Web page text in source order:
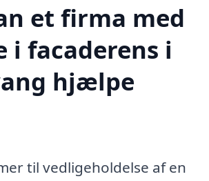
et firma med
i facaderens i
hjælpe
til vedligeholdelse af en